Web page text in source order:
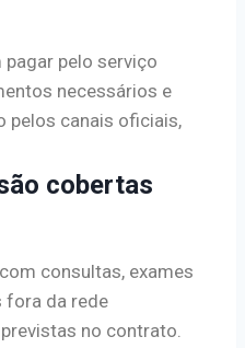
pelo serviço
necessários e
pelos canais oficiais,
cobertas
consultas, exames
fora da rede
no contrato.